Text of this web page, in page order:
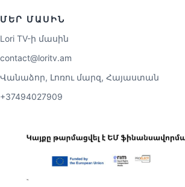
ՄԵՐ ՄԱՍԻՆ
Lori TV-ի մասին
contact@loritv.am
Վանաձոր, Լոռու մարզ, Հայաստան
+37494027909